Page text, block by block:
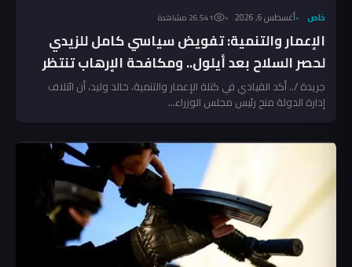
خاص أغسطس 6, 2026 26٬541 مشاهدة
الإعمار والتنمية: تفويض سياسي كامل للزيدي
لحصر السلاح بعد أيلول.. ومكافحة الإرهاب تنتظر
المخالفين!
جريدة /.. أكد القيادي في كتلة الإعمار والتنمية، خالد وليد، أن ائتلاف
إدارة الدولة منح رئيس مجلس الوزراء...